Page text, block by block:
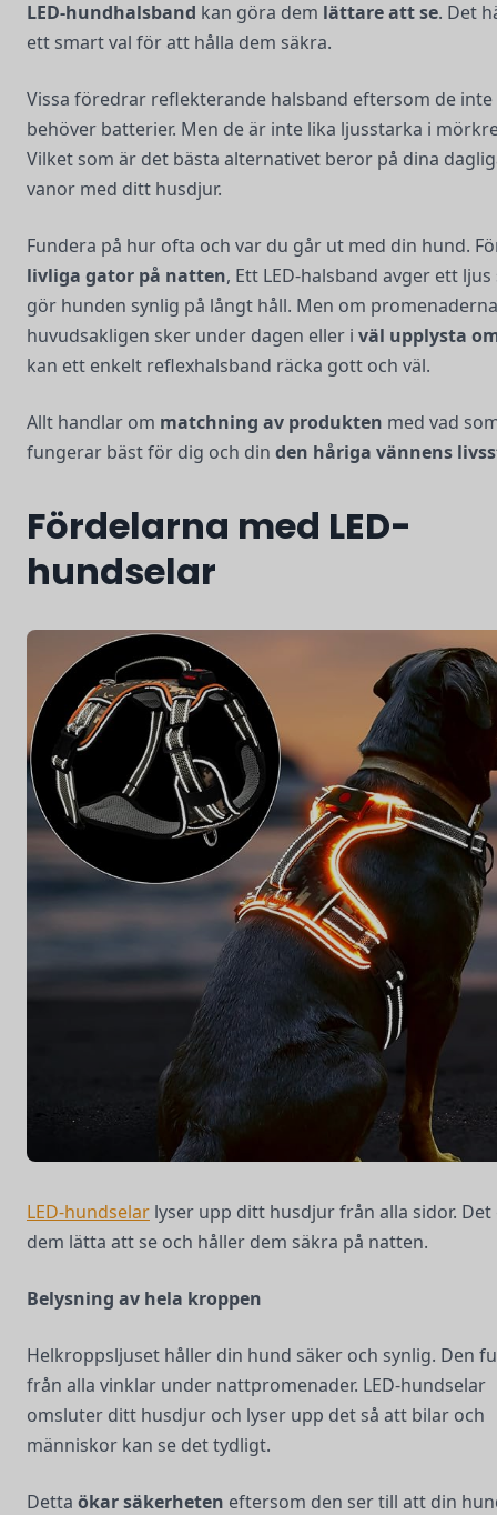
LED-hundhalsband kan göra dem lättare att se. Det
ett smart val för att hålla dem säkra.
Vissa föredrar reflekterande halsband eftersom de inte
behöver batterier. Men de är inte lika ljusstarka i
Vilket som är det bästa alternativet beror på dina
vanor med ditt husdjur.
Fundera på hur ofta och var du går ut med din hund.
livliga gator på natten, Ett LED-halsband avger ett
gör hunden synlig på långt håll. Men om promenaderna
huvudsakligen sker under dagen eller i väl upplysta
kan ett enkelt reflexhalsband räcka gott och väl.
Allt handlar om matchning av produkten med vad
fungerar bäst för dig och din den håriga vännens
Fördelarna med LED-
hundselar
LED-hundselar lyser upp ditt husdjur från alla sidor.
dem lätta att se och håller dem säkra på natten.
Belysning av hela kroppen
Helkroppsljuset håller din hund säker och synlig. Den
från alla vinklar under nattpromenader. LED-hundselar
omsluter ditt husdjur och lyser upp det så att bilar och
människor kan se det tydligt.
Detta ökar säkerheten eftersom den ser till att din